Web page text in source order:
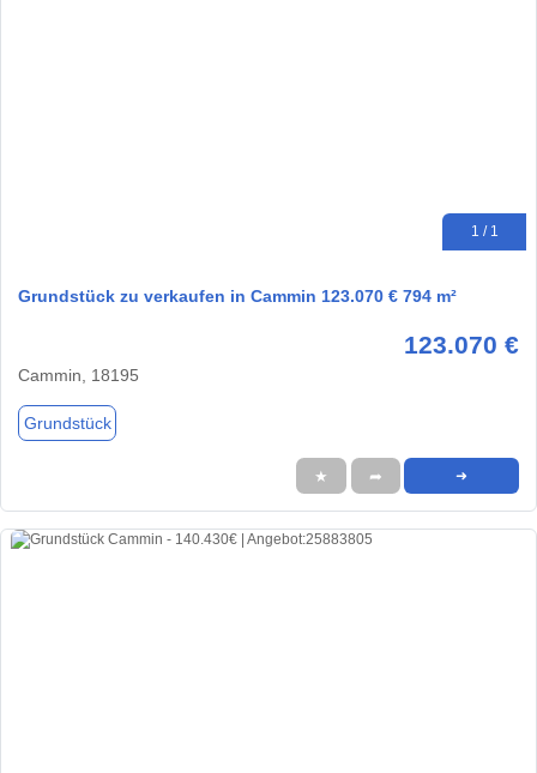
1 / 1
Grundstück zu verkaufen in Cammin 123.070 € 794 m²
123.070 €
Cammin, 18195
Grundstück
★ ➦ ➜